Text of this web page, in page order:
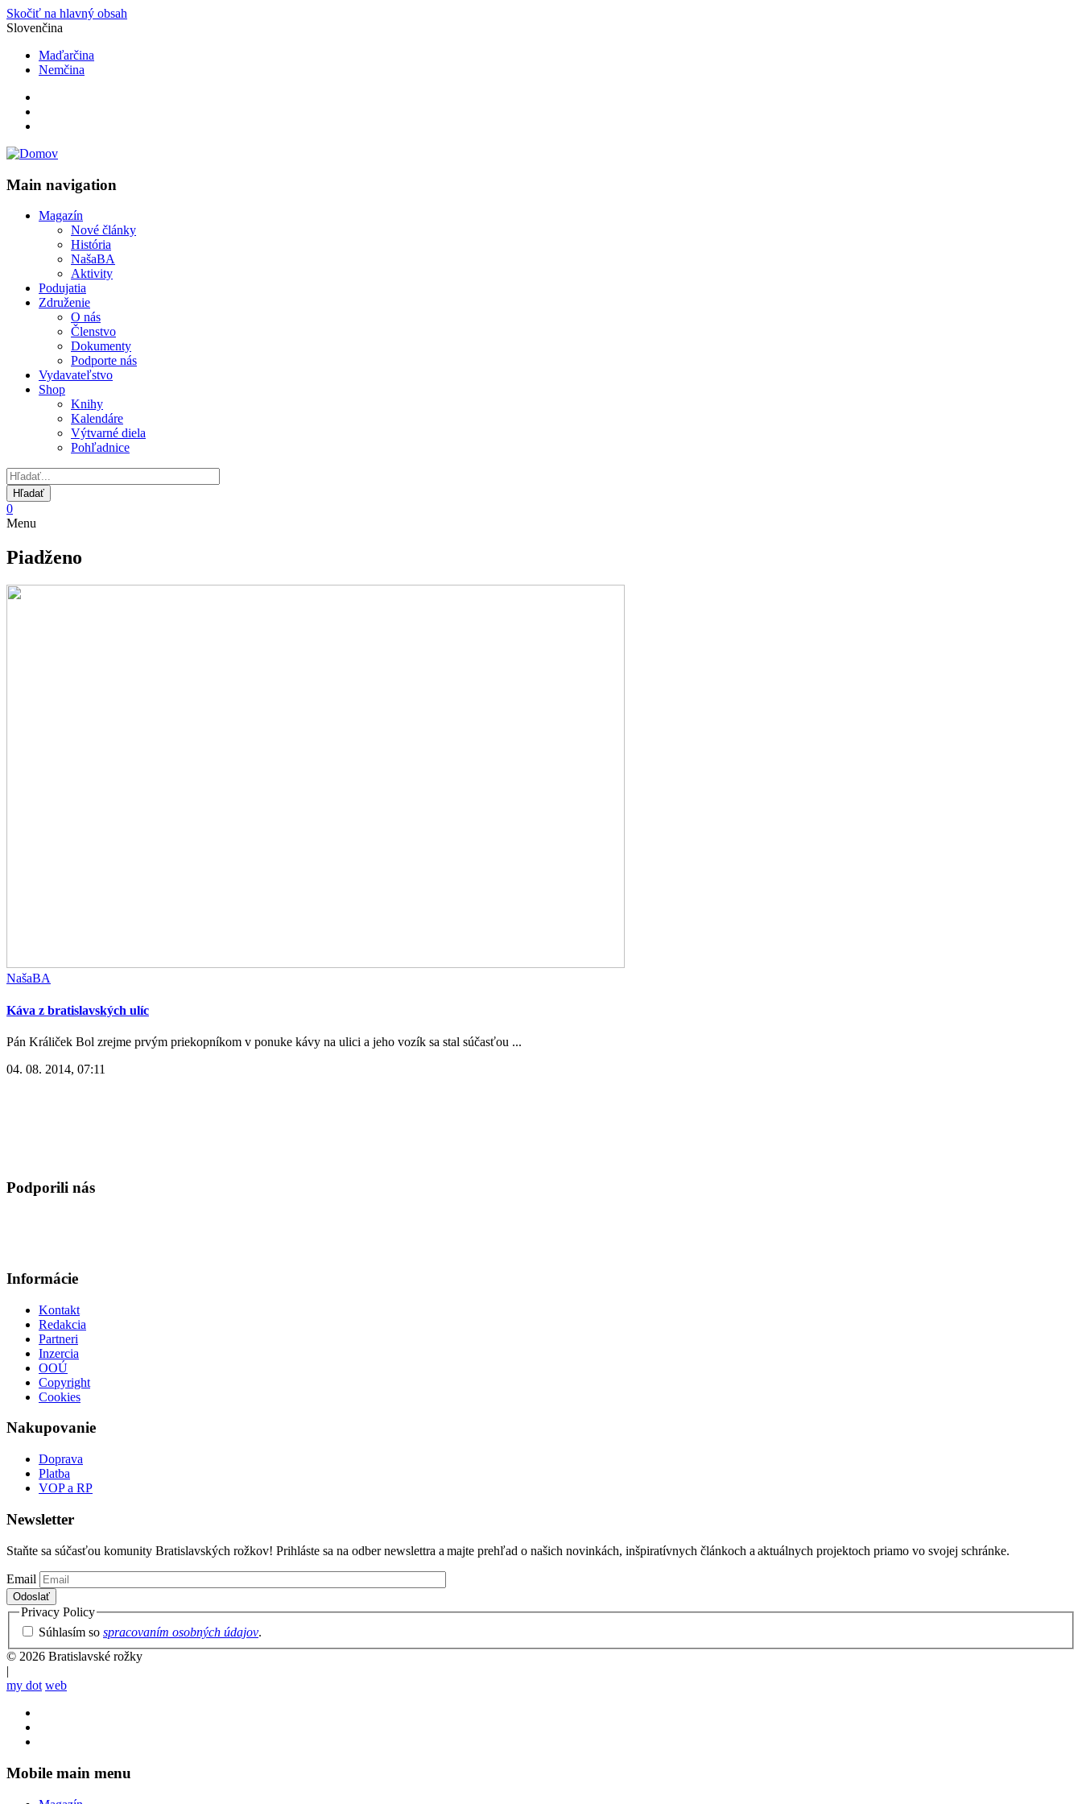
Skočiť na hlavný obsah
Slovenčina
Maďarčina
Nemčina
Main navigation
Magazín
Nové články
História
NašaBA
Aktivity
Podujatia
Združenie
O nás
Členstvo
Dokumenty
Podporte nás
Vydavateľstvo
Shop
Knihy
Kalendáre
Výtvarné diela
Pohľadnice
0
Menu
Piadženo
NašaBA
Káva z bratislavských ulíc
Pán Králiček Bol zrejme prvým priekopníkom v ponuke kávy na ulici a jeho vozík sa stal súčasťou ...
04. 08. 2014, 07:11
Podporili nás
Informácie
Kontakt
Redakcia
Partneri
Inzercia
OOÚ
Copyright
Cookies
Nakupovanie
Doprava
Platba
VOP a RP
Newsletter
Staňte sa súčasťou komunity Bratislavských rožkov! Prihláste sa na odber newslettra a majte prehľad o našich novinkách, inšpiratívnych článkoch a aktuálnych projektoch priamo vo svojej schránke.
Email
Privacy Policy
Súhlasím so spracovaním osobných údajov.
© 2026 Bratislavské rožky
|
my dot web
Mobile main menu